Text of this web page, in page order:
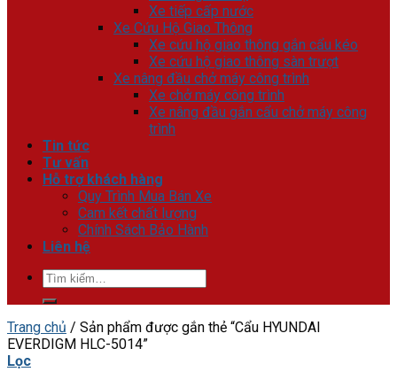
Xe tiếp cấp nước
Xe Cứu Hộ Giao Thông
Xe cứu hộ giao thông gắn cẩu kéo
Xe cứu hộ giao thông sàn trượt
Xe nâng đầu chở máy công trình
Xe chở máy công trình
Xe nâng đầu gắn cẩu chở máy công
trình
Tin tức
Tư vấn
Hỗ trợ khách hàng
Quy Trình Mua Bán Xe
Cam kết chất lượng
Chính Sách Bảo Hành
Liên hệ
Tìm
kiếm:
Trang chủ / Sản phẩm được gắn thẻ “Cẩu HYUNDAI
EVERDIGM HLC-5014”
Lọc